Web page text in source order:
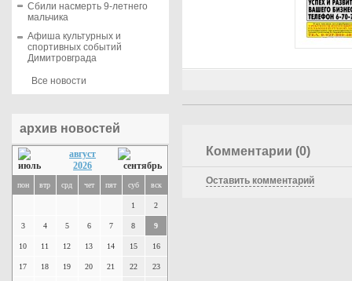
Сбили насмерть 9-летнего
мальчика
Афиша культурных и
спортивных событий
Димитровграда
Все новости
архив новостей
август
2026
пон втр срд чет пят суб вск
1 2
3 4 5 6 7 8 9
10 11 12 13 14 15 16
17 18 19 20 21 22 23
Комментарии (0)
Оставить комментарий